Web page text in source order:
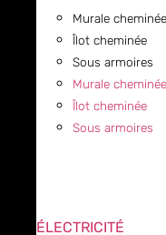
Murale cheminée
Îlot cheminée
Sous armoires
Murale cheminée
Îlot cheminée
Sous armoires
ÉLECTRICITÉ